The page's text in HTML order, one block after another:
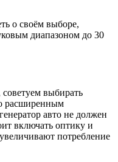
о своём выборе,
диапазоном до 30
выбирать
расширенным
авто не должен
включать оптику и
потребление